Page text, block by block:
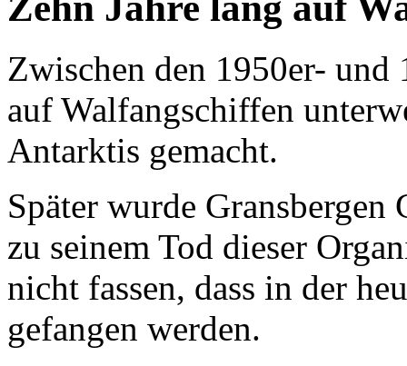
Zwischen den 1950er- und
auf Walfangschiffen
Antarktis gemacht.
Später wurde
zu seinem Tod dieser
nicht fassen, dass in der
gefangen werden.